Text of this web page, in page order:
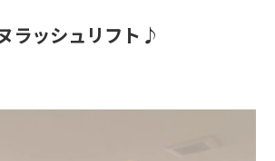
ラッシュリフト♪